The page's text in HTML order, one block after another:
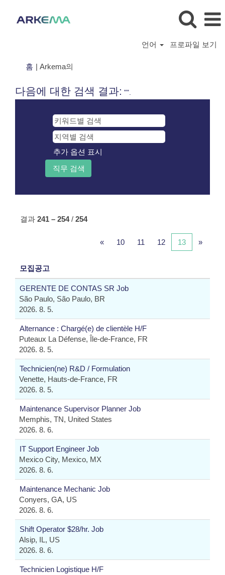
언어 프로파일 보기
홈 | Arkema의
페
이
다음에 대한 검색 결과: "".
추가 옵션 표시
결과 241 – 254/ 254
« 10 11 12 13 »
모집공고
GERENTE DE CONTAS SR Job
São Paulo, São Paulo, BR
2026. 8. 5.
Alternance : Chargé(e) de clientèle H/F
Puteaux La Défense, Île-de-France, FR
2026. 8. 5.
Technicien(ne) R&D / Formulation
Venette, Hauts-de-France, FR
2026. 8. 5.
Maintenance Supervisor Planner Job
Memphis, TN, United States
2026. 8. 6.
IT Support Engineer Job
Mexico City, Mexico, MX
2026. 8. 6.
Maintenance Mechanic Job
Conyers, GA, US
2026. 8. 6.
Shift Operator $28/hr. Job
Alsip, IL, US
2026. 8. 6.
Technicien Logistique H/F